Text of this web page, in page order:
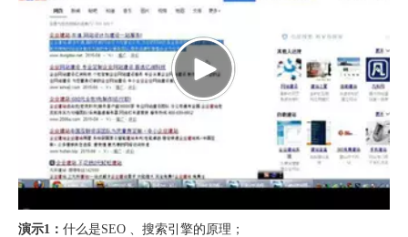
演示1： 什么是SEO 、搜索引擎的原理；